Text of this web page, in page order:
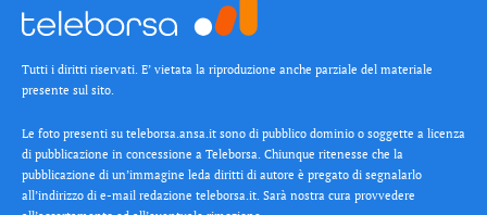
Tutti i diritti riservati. E’ vietata la riproduzione anche parziale del materiale
presente sul sito.
Le foto presenti su teleborsa.ansa.it sono di pubblico dominio o soggette a licenza
di pubblicazione in concessione a Teleborsa. Chiunque ritenesse che la
pubblicazione di un’immagine leda diritti di autore è pregato di segnalarlo
all’indirizzo di e-mail redazione teleborsa.it. Sarà nostra cura provvedere